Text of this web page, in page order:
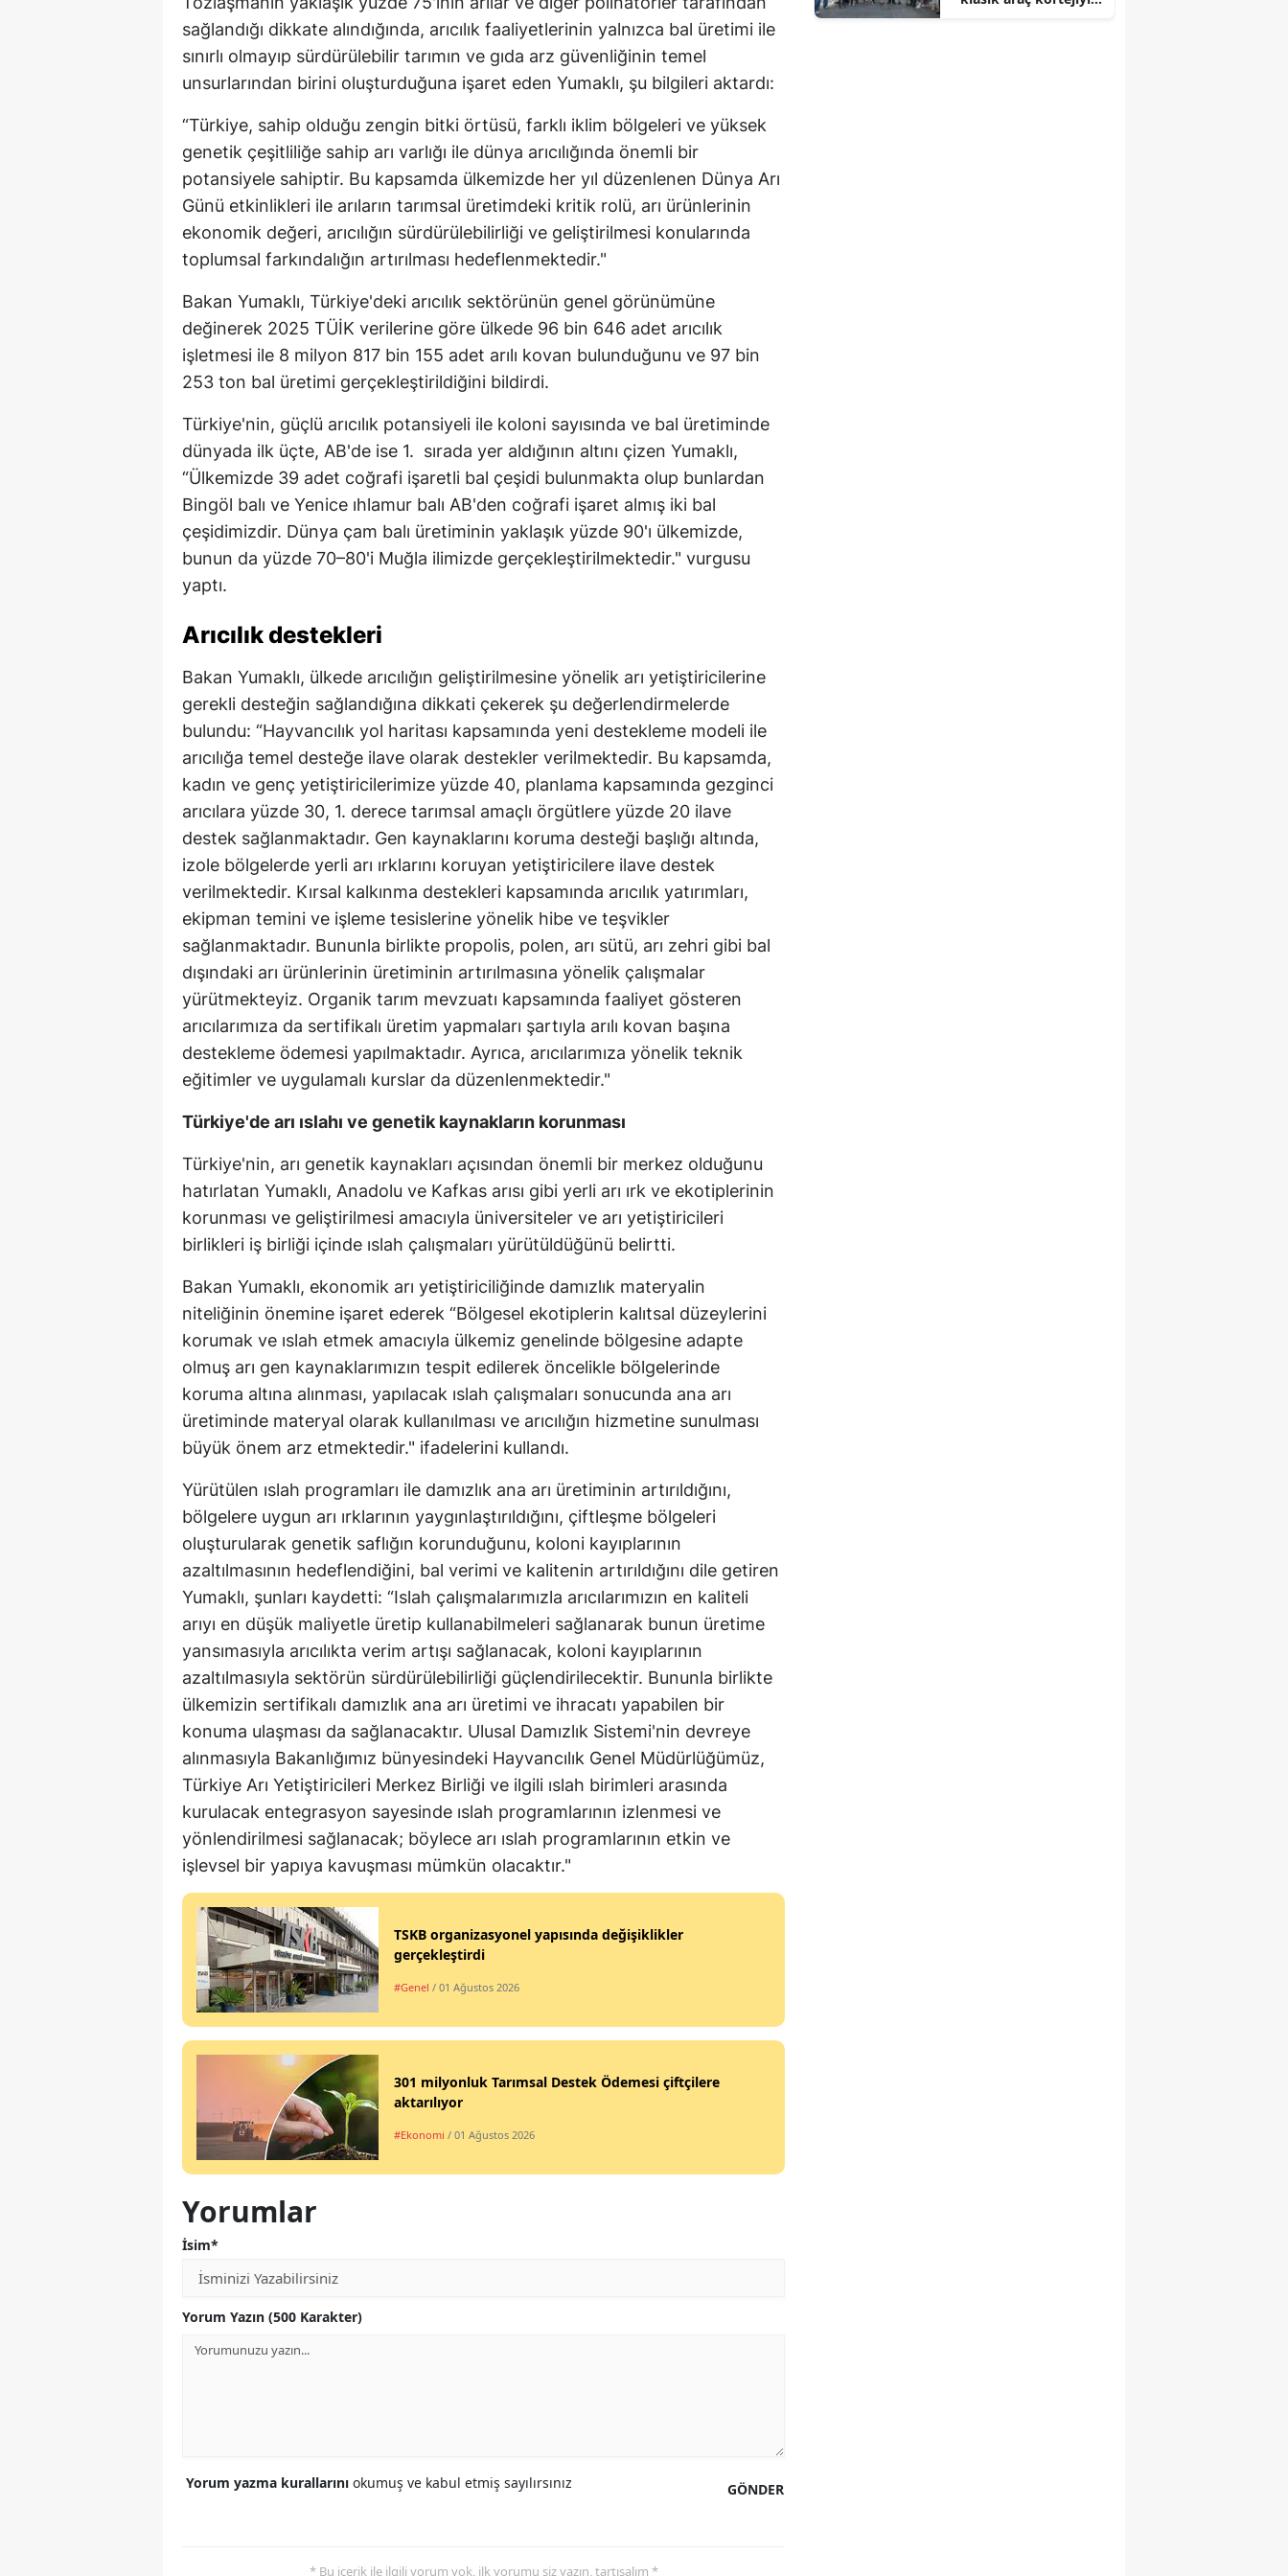
Edirne
Elazığ
Erzurum
Eskişehir
Gaziantep
Giresun
Gümüşhane
Hakkari
Isparta
Mersin
İstanbul
İzmir
Kırşehir
Kocaeli
Konya
Kütahya
Malatya
Manisa
Kahramanmaraş
Mardin
Muğla
Muş
Nevşehir
Niğde
Ordu
Rize
Sakarya
Samsun
Siirt
Sinop
Tokat
Trabzon
Tunceli
Şanlıurfa
Uşak
Van
Yozgat
Zonguldak
Aksaray
Kırıkkale
Şırnak
sağlandığı dikkate alındığında, arıcılık faaliyetlerinin yalnızca bal üretimi ile
sınırlı olmayıp sürdürülebilir tarımın ve gıda arz güvenliğinin temel
unsurlarından birini oluşturduğuna işaret eden Yumaklı, şu bilgileri aktardı:
“Türkiye, sahip olduğu zengin bitki örtüsü, farklı iklim bölgeleri ve yüksek
genetik çeşitliliğe sahip arı varlığı ile dünya arıcılığında önemli bir
potansiyele sahiptir. Bu kapsamda ülkemizde her yıl düzenlenen Dünya Arı
Günü etkinlikleri ile arıların tarımsal üretimdeki kritik rolü, arı ürünlerinin
ekonomik değeri, arıcılığın sürdürülebilirliği ve geliştirilmesi konularında
toplumsal farkındalığın artırılması hedeflenmektedir."
Bakan Yumaklı, Türkiye'deki arıcılık sektörünün genel görünümüne
değinerek 2025 TÜİK verilerine göre ülkede 96 bin 646 adet arıcılık
işletmesi ile 8 milyon 817 bin 155 adet arılı kovan bulunduğunu ve 97 bin
253 ton bal üretimi gerçekleştirildiğini bildirdi.
Türkiye'nin, güçlü arıcılık potansiyeli ile koloni sayısında ve bal üretiminde
dünyada ilk üçte, AB'de ise 1. sırada yer aldığının altını çizen Yumaklı,
“Ülkemizde 39 adet coğrafi işaretli bal çeşidi bulunmakta olup bunlardan
Bingöl balı ve Yenice ıhlamur balı AB'den coğrafi işaret almış iki bal
çeşidimizdir. Dünya çam balı üretiminin yaklaşık yüzde 90'ı ülkemizde,
bunun da yüzde 70–80'i Muğla ilimizde gerçekleştirilmektedir." vurgusu
yaptı.
Arıcılık destekleri
Bakan Yumaklı, ülkede arıcılığın geliştirilmesine yönelik arı yetiştiricilerine
gerekli desteğin sağlandığına dikkati çekerek şu değerlendirmelerde
bulundu: “Hayvancılık yol haritası kapsamında yeni destekleme modeli ile
arıcılığa temel desteğe ilave olarak destekler verilmektedir. Bu kapsamda,
kadın ve genç yetiştiricilerimize yüzde 40, planlama kapsamında gezginci
arıcılara yüzde 30, 1. derece tarımsal amaçlı örgütlere yüzde 20 ilave
destek sağlanmaktadır. Gen kaynaklarını koruma desteği başlığı altında,
izole bölgelerde yerli arı ırklarını koruyan yetiştiricilere ilave destek
verilmektedir. Kırsal kalkınma destekleri kapsamında arıcılık yatırımları,
ekipman temini ve işleme tesislerine yönelik hibe ve teşvikler
sağlanmaktadır. Bununla birlikte propolis, polen, arı sütü, arı zehri gibi bal
dışındaki arı ürünlerinin üretiminin artırılmasına yönelik çalışmalar
yürütmekteyiz. Organik tarım mevzuatı kapsamında faaliyet gösteren
arıcılarımıza da sertifikalı üretim yapmaları şartıyla arılı kovan başına
destekleme ödemesi yapılmaktadır. Ayrıca, arıcılarımıza yönelik teknik
eğitimler ve uygulamalı kurslar da düzenlenmektedir."
Türkiye'de arı ıslahı ve genetik kaynakların korunması
Türkiye'nin, arı genetik kaynakları açısından önemli bir merkez olduğunu
hatırlatan Yumaklı, Anadolu ve Kafkas arısı gibi yerli arı ırk ve ekotiplerinin
korunması ve geliştirilmesi amacıyla üniversiteler ve arı yetiştiricileri
birlikleri iş birliği içinde ıslah çalışmaları yürütüldüğünü belirtti.
Bakan Yumaklı, ekonomik arı yetiştiriciliğinde damızlık materyalin
niteliğinin önemine işaret ederek “Bölgesel ekotiplerin kalıtsal düzeylerini
korumak ve ıslah etmek amacıyla ülkemiz genelinde bölgesine adapte
olmuş arı gen kaynaklarımızın tespit edilerek öncelikle bölgelerinde
koruma altına alınması, yapılacak ıslah çalışmaları sonucunda ana arı
üretiminde materyal olarak kullanılması ve arıcılığın hizmetine sunulması
büyük önem arz etmektedir." ifadelerini kullandı.
Yürütülen ıslah programları ile damızlık ana arı üretiminin artırıldığını,
bölgelere uygun arı ırklarının yaygınlaştırıldığını, çiftleşme bölgeleri
oluşturularak genetik saflığın korunduğunu, koloni kayıplarının
azaltılmasının hedeflendiğini, bal verimi ve kalitenin artırıldığını dile getiren
Yumaklı, şunları kaydetti: “Islah çalışmalarımızla arıcılarımızın en kaliteli
arıyı en düşük maliyetle üretip kullanabilmeleri sağlanarak bunun üretime
yansımasıyla arıcılıkta verim artışı sağlanacak, koloni kayıplarının
azaltılmasıyla sektörün sürdürülebilirliği güçlendirilecektir. Bununla birlikte
ülkemizin sertifikalı damızlık ana arı üretimi ve ihracatı yapabilen bir
konuma ulaşması da sağlanacaktır. Ulusal Damızlık Sistemi'nin devreye
alınmasıyla Bakanlığımız bünyesindeki Hayvancılık Genel Müdürlüğümüz,
Türkiye Arı Yetiştiricileri Merkez Birliği ve ilgili ıslah birimleri arasında
kurulacak entegrasyon sayesinde ıslah programlarının izlenmesi ve
yönlendirilmesi sağlanacak; böylece arı ıslah programlarının etkin ve
işlevsel bir yapıya kavuşması mümkün olacaktır."
TSKB organizasyonel yapısında değişiklikler
gerçekleştirdi
#Genel / 01 Ağustos 2026
301 milyonluk Tarımsal Destek Ödemesi çiftçilere
aktarılıyor
#Ekonomi / 01 Ağustos 2026
Yorumlar
İsim*
Yorum Yazın (500 Karakter)
GÖNDER
Yorum yazma kurallarını okumuş ve kabul etmiş sayılırsınız
* Bu içerik ile ilgili yorum yok, ilk yorumu siz yazın, tartışalım *